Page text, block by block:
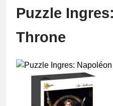
Puzzle
Throne